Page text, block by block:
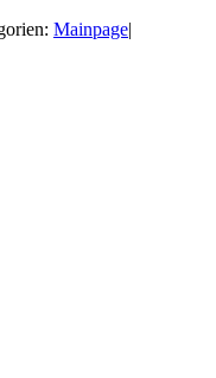
Mainpage|